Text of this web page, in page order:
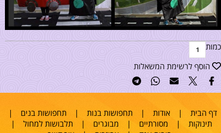
כמות
הוסף לרשימת המשאלות
דף הבית |אודות | תחפושות בנות | תחפושות בנים |
תינוקות | מסורתיים | מבוגרים | תלבושות למחול |